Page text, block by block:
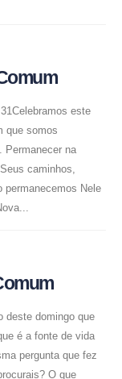
este
que somos
Permanecer na
caminhos,
Nele
deste domingo que
é a fonte de vida
pergunta que fez
O que